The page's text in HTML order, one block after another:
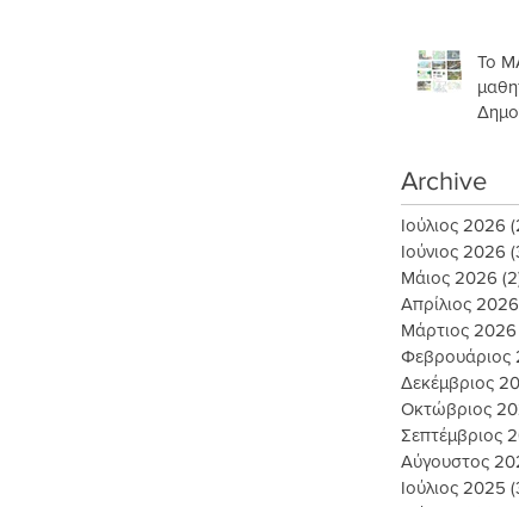
Το
Archive
Ιούλιος 2026
Ιούνιος 2026
Μάιος 2026
Απρίλιος 2026
Μάρτιος 2026
Φεβρουάριος
Δεκέμβριος
Οκτώβριος
Σεπτέμβριος
Αύγουστος
Ιούλιος 2025